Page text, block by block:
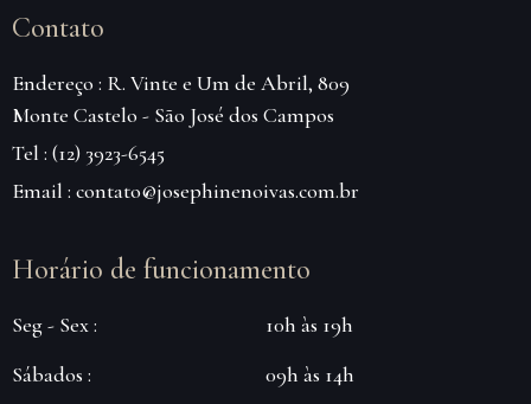
Contato
Endereço : R. Vinte e Um de Abril, 809
Monte Castelo - São José dos Campos
Tel : (12) 3923-6545
Email : contato@josephinenoivas.com.br
Horário de funcionamento
Seg - Sex :
Sábados :
10h às 19h
09h às 14h